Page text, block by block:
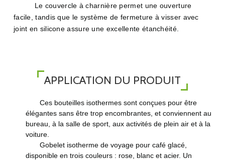
Le couvercle à charnière permet une ouverture
facile, tandis que le système de fermeture à visser avec
joint en silicone assure une excellente étanchéité.
APPLICATION DU PRODUIT
Ces bouteilles isothermes sont conçues pour être
élégantes sans être trop encombrantes, et conviennent au
bureau, à la salle de sport, aux activités de plein air et à la
voiture.
Gobelet isotherme de voyage pour café glacé,
disponible en trois couleurs : rose, blanc et acier. Un